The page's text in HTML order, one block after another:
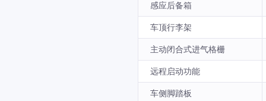
感应后备箱
车顶行李架
主动闭合式进气格栅
远程启动功能
车侧脚踏板